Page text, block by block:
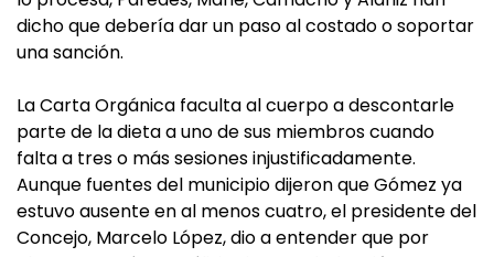
dicho que debería dar un paso al costado o soportar
una sanción.
La Carta Orgánica faculta al cuerpo a descontarle
parte de la dieta a uno de sus miembros cuando
falta a tres o más sesiones injustificadamente.
Aunque fuentes del municipio dijeron que Gómez ya
estuvo ausente en al menos cuatro, el presidente del
Concejo, Marcelo López, dio a entender que por